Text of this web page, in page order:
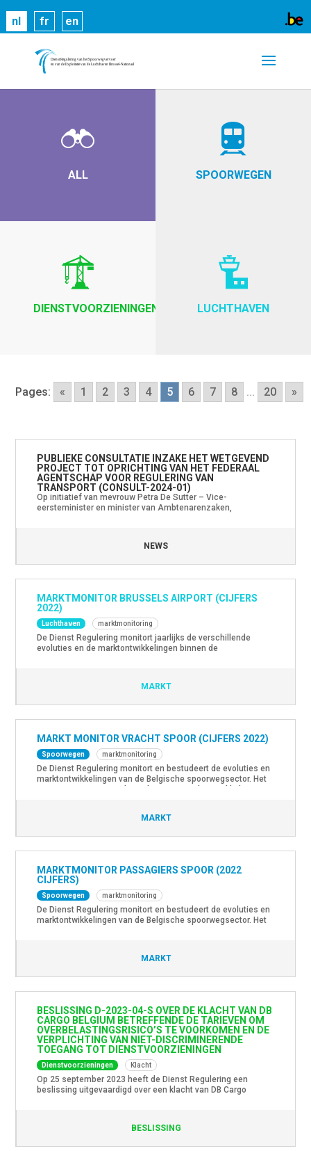
nl fr en
ALL SPOORWEGEN
DIENSTVOORZIENINGEN LUCHTHAVEN
Pages: « 1 2 3 4 5 6 7 8 ... 20 »
PUBLIEKE CONSULTATIE INZAKE HET WETGEVEND
PROJECT TOT OPRICHTING VAN HET FEDERAAL
AGENTSCHAP VOOR REGULERING VAN
TRANSPORT (CONSULT-2024-01)
Op initiatief van mevrouw Petra De Sutter – Vice-
eersteminister en minister van Ambtenarenzaken,
uitvoeringsbesluiten worden ingediend om te voldoen aan de
NEWS
MARKTMONITOR BRUSSELS AIRPORT (CIJFERS
2022)
Luchthaven marktmonitoring
De Dienst Regulering monitort jaarlijks de verschillende
evoluties en de marktontwikkelingen binnen de
MARKT
MARKT MONITOR VRACHT SPOOR (CIJFERS 2022)
Spoorwegen marktmonitoring
De Dienst Regulering monitort en bestudeert de evoluties en
marktontwikkelingen van de Belgische spoorwegsector. Het
MARKT
MARKTMONITOR PASSAGIERS SPOOR (2022
CIJFERS)
Spoorwegen marktmonitoring
De Dienst Regulering monitort en bestudeert de evoluties en
marktontwikkelingen van de Belgische spoorwegsector. Het
MARKT
BESLISSING D-2023-04-S OVER DE KLACHT VAN DB
CARGO BELGIUM BETREFFENDE DE TARIEVEN OM
OVERBELASTINGSRISICO’S TE VOORKOMEN EN DE
VERPLICHTING VAN NIET-DISCRIMINERENDE
TOEGANG TOT DIENSTVOORZIENINGEN
Dienstvoorzieningen Klacht
Op 25 september 2023 heeft de Dienst Regulering een
beslissing uitgevaardigd over een klacht van DB Cargo
discriminatoir zijn en dat het principe van de niet-
BESLISSING
Cookies helpen ons bij het leveren van onze
diensten. Door gebruik te maken van onze diensten,
gaat u akkoord met ons gebruik van cookies.
informatie